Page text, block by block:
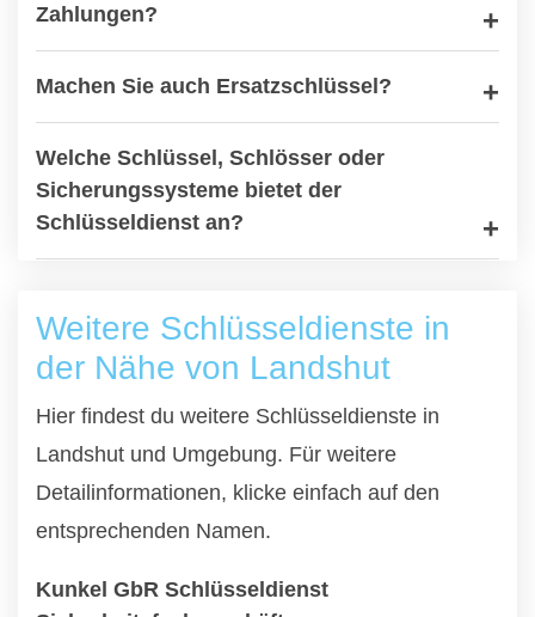
Zahlungen?
Machen Sie auch Ersatzschlüssel?
Welche Schlüssel, Schlösser oder
Sicherungssysteme bietet der
Schlüsseldienst an?
Weitere Schlüsseldienste in
der Nähe von Landshut
Hier findest du weitere Schlüsseldienste in
Landshut und Umgebung. Für weitere
Detailinformationen, klicke einfach auf den
entsprechenden Namen.
Kunkel GbR Schlüsseldienst